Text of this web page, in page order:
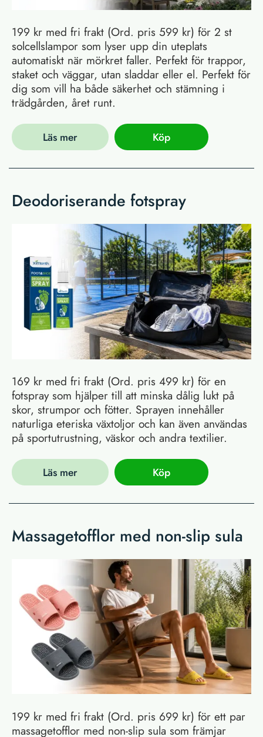
199 kr med fri frakt (Ord. pris 599 kr) för 2 st
solcellslampor som lyser upp din uteplats
automatiskt när mörkret faller. Perfekt för trappor,
staket och väggar, utan sladdar eller el. Perfekt för
dig som vill ha både säkerhet och stämning i
trädgården, året runt.
Läs mer Köp
Deodoriserande fotspray
169 kr med fri frakt (Ord. pris 499 kr) för en
fotspray som hjälper till att minska dålig lukt på
skor, strumpor och fötter. Sprayen innehåller
naturliga eteriska växtoljor och kan även användas
på sportutrustning, väskor och andra textilier.
Läs mer Köp
Massagetofflor med non-slip sula
199 kr med fri frakt (Ord. pris 699 kr) för ett par
massagetofflor med non-slip sula som främjar